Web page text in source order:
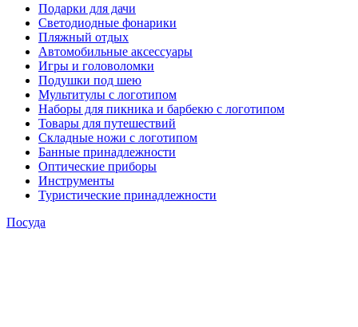
Подарки для дачи
Светодиодные фонарики
Пляжный отдых
Автомобильные аксессуары
Игры и головоломки
Подушки под шею
Мультитулы с логотипом
Наборы для пикника и барбекю с логотипом
Товары для путешествий
Складные ножи с логотипом
Банные принадлежности
Оптические приборы
Инструменты
Туристические принадлежности
Посуда